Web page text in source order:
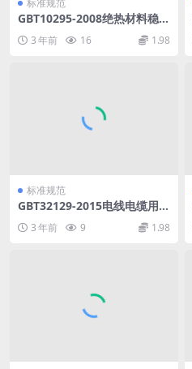
标准规范
GBT10295-2008绝热材料稳态
热阻及有关特性的测定热流计
法.pdf
3 年前 16 1.98
标准规范
GBT32129-2015电线电缆用无
3 年前 9 1.98